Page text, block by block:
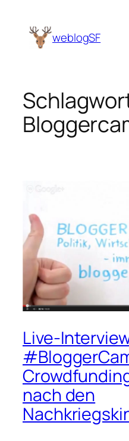
Inhalt
springen weblogSF
Live-
nach den